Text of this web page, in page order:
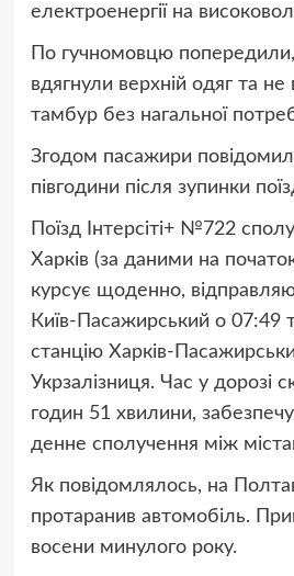
електроенергії на
По гучномовцю
вдягнули верхній одяг та
тамбур без нагальної
Згодом пасажири
півгодини після зупинки
Поїзд Інтерсіті+ №722
Харків (за даними на
курсує щоденно,
Київ-Пасажирський о 07:49
станцію Харків-
Укрзалізниця. Час у дорозі
годин 51 хвилини,
денне сполучення між
Як повідомлялось, на
протаранив автомобіль.
восени минулого року.